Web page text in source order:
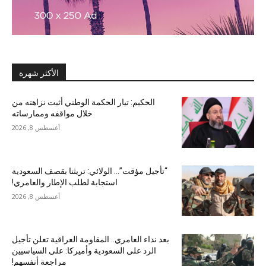
الأكثر شهرة
الحكيم: تيار الحكمة الوطني أثبت نزاهته من
خلال مواقفه وممارساته
أغسطس 8, 2026
“تأجيل مؤقت”… الولائي: تريثنا بقصف السعودية
استجابة لطلب الإطار والعامري!
أغسطس 8, 2026
بعد نداء العامري.. المقاومة العراقية تعلن تأجيل
الرد على السعودية وأميركا: على السياسيين
مراجعة أنفسهم!